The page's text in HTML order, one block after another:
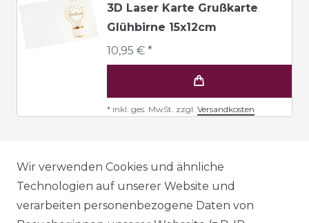
3D Laser Karte Grußkarte
Glühbirne 15x12cm
10,95 € *
* inkl. ges. MwSt. zzgl. Versandkosten
AGB
DATENSCHUTZERKLÄRUNG
Wir verwenden Cookies und ähnliche
Technologien auf unserer Website und
verarbeiten personenbezogene Daten von